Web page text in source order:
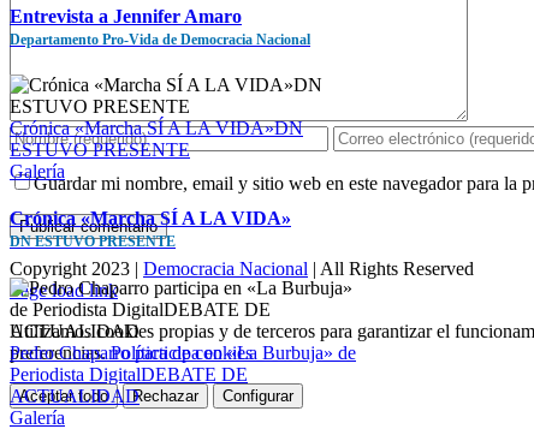
Entrevista a Jennifer Amaro
Departamento Pro-Vida de Democracia Nacional
Crónica «Marcha SÍ A LA VIDA»DN
ESTUVO PRESENTE
Galería
Crónica «Marcha SÍ A LA VIDA»
DN ESTUVO PRESENTE
Pedro Chaparro participa en «La Burbuja» de
Periodista DigitalDEBATE DE
ACTUALIDAD
Galería
Guardar mi nombre, email y sitio web en este navegador para la
Copyright 2023 | Democracia Nacional | All Rights Reserved
Facebook
Twitter
Instagram
Page load link
Utilizamos cookies propias y de terceros para garantizar el
preferencias.Política de cookies
Aceptar todo Rechazar Configurar
Ir